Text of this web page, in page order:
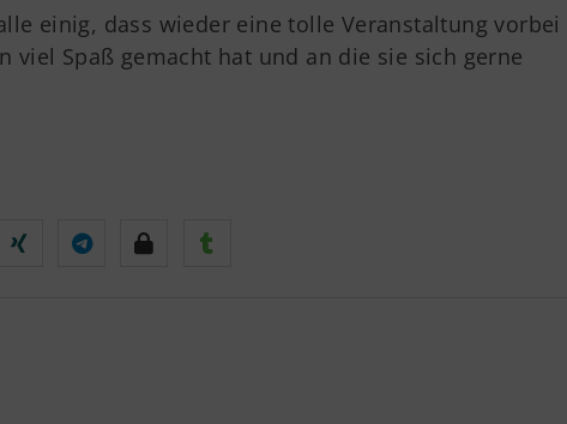
einig, dass wieder eine tolle Veranstaltung vorbei
viel Spaß gemacht hat und an die sie sich gerne